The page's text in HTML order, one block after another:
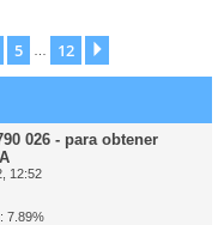
5 12
026 - para obtener
12:52
7.89%